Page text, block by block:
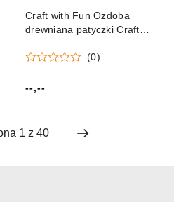
Craft with Fun Ozdoba
drewniana patyczki Craft
(0)
Cena:
--,--